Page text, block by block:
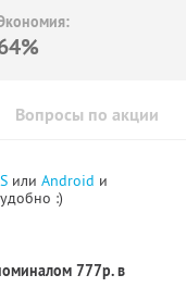
Вопросы по акции
или Android и
:)
777р. в